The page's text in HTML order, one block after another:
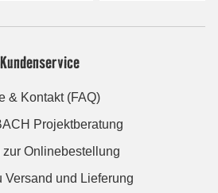
Kundenservice
& Kontakt (FAQ)
Projektberatung
zur Onlinebestellung
Versand und Lieferung